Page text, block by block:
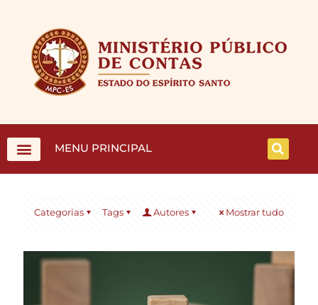
MENU PRINCIPAL
Categorias Tags Autores Mostrar tudo